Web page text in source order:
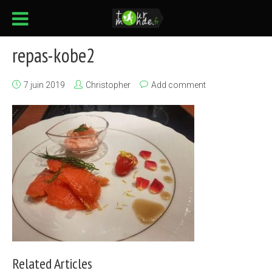
repas-kobe2
7 juin 2019 Christopher Add comment
Related Articles